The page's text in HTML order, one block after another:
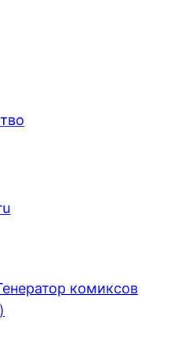
комиксов